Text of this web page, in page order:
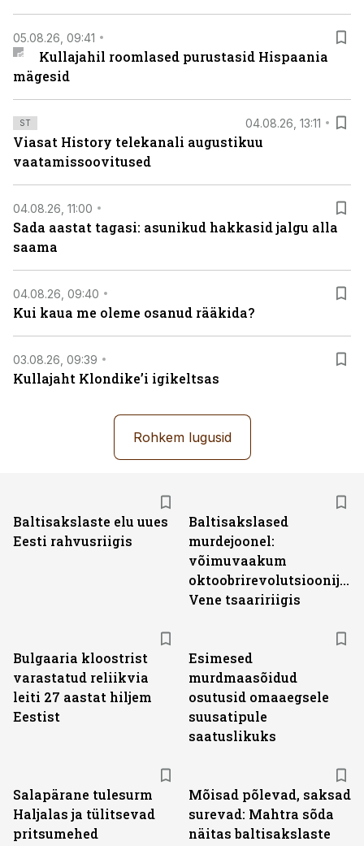
05.08.26, 09:41
Kullajahil roomlased purustasid Hispaania
mägesid
ST 04.08.26, 13:11
Viasat History telekanali augustikuu
vaatamissoovitused
04.08.26, 11:00
Sada aastat tagasi: asunikud hakkasid jalgu alla
saama
04.08.26, 09:40
Kui kaua me oleme osanud rääkida?
03.08.26, 09:39
Kullajaht Klondike’i igikeltsas
Rohkem lugusid
Baltisakslaste elu uues
Eesti rahvusriigis
Baltisakslased
murdejoonel:
võimuvaakum
Vene tsaaririigis
Bulgaaria kloostrist
varastatud reliikvia
leiti 27 aastat hiljem
Eestist
Esimesed
murdmaasõidud
osutusid omaaegsele
suusatipule
saatuslikuks
Salapärane tulesurm
Haljalas ja tülitsevad
pritsumehed
Mõisad põlevad, saksad
surevad: Mahtra sõda
näitas baltisakslaste